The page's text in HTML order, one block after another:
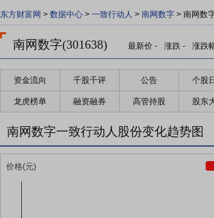
东方财富网 > 数据中心 > 一致行动人 > 南网数字 > 南网数
南网数字(301638) 最新价 - 涨跌 - 涨跌
资金流向 千股千评 公告 个股
龙虎榜单 融资融券 高管持股 股东
南网数字一致行动人股份变化趋势图